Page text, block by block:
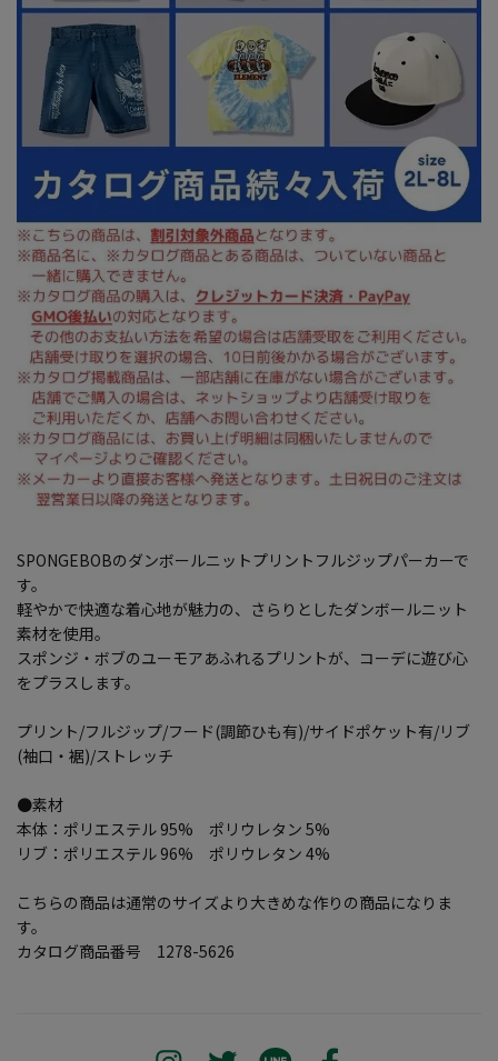
SPONGEBOBのダンボールニットプリントフルジップパーカーで
す。
軽やかで快適な着心地が魅力の、さらりとしたダンボールニット
素材を使用。
スポンジ・ボブのユーモアあふれるプリントが、コーデに遊び心
をプラスします。
プリント/フルジップ/フード(調節ひも有)/サイドポケット有/リブ
(袖口・裾)/ストレッチ
●素材
本体：ポリエステル 95% ポリウレタン 5%
リブ：ポリエステル 96% ポリウレタン 4%
こちらの商品は通常のサイズより大きめな作りの商品になりま
す。
カタログ商品番号 1278-5626